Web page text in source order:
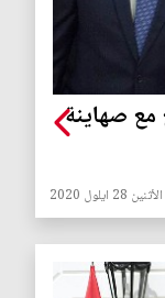
صهاينة
الأثنين 28 ايلول 2020